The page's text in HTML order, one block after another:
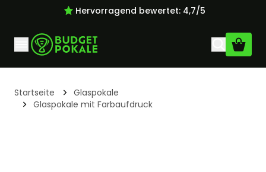
Hervorragend bewertet: 4,7/5
Startseite
Glaspokale
Glaspokale mit Farbaufdruck